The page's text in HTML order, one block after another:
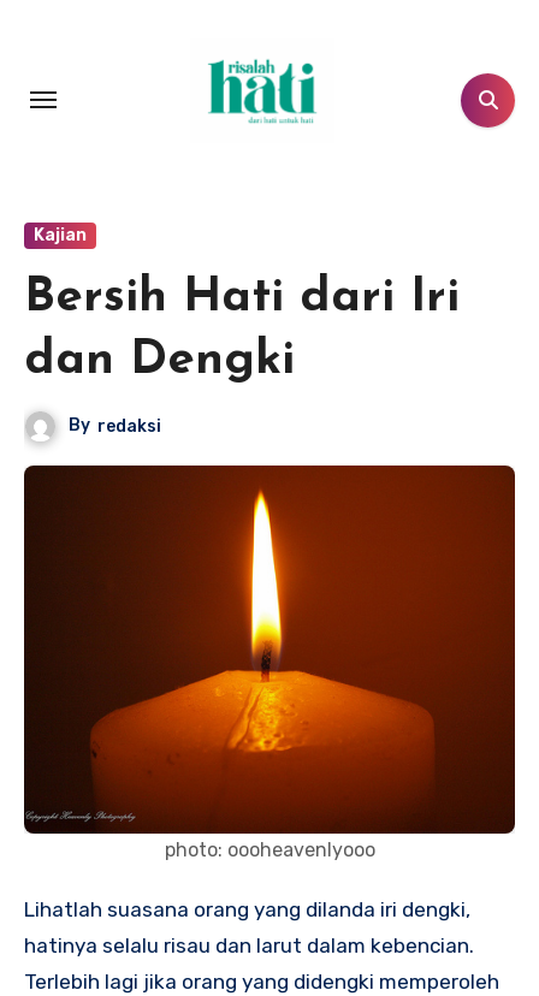
Kajian
Bersih Hati dari Iri
dan Dengki
By redaksi
photo: oooheavenlyooo
Lihatlah suasana orang yang dilanda iri dengki,
hatinya selalu risau dan larut dalam kebencian.
Terlebih lagi jika orang yang didengki memperoleh